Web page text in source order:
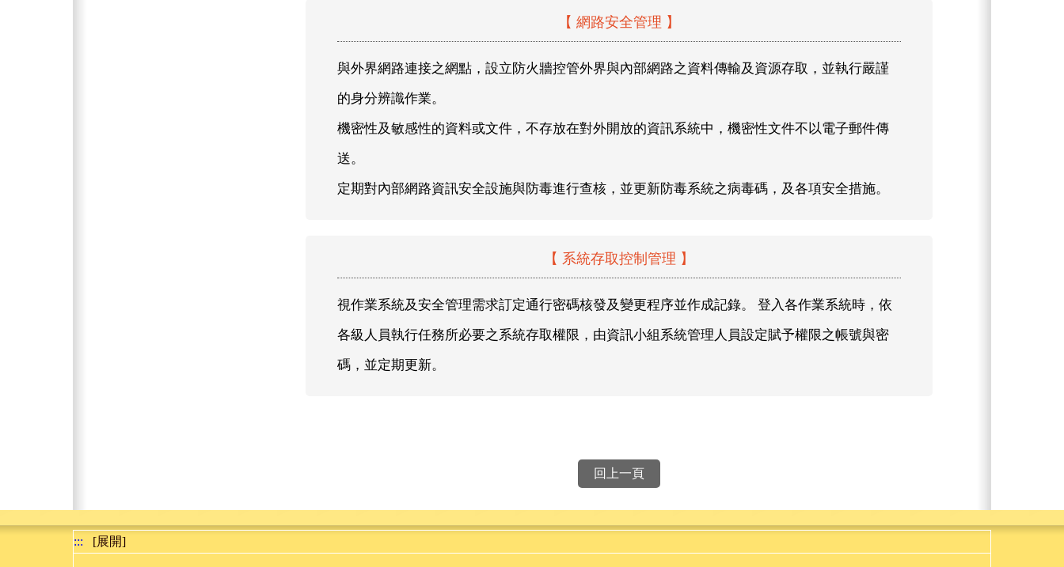
【 網路安全管理 】
與外界網路連接之網點，設立防火牆控管外界與內部網路之資料傳輸及資源存取，並執行嚴謹
的身分辨識作業。
機密性及敏感性的資料或文件，不存放在對外開放的資訊系統中，機密性文件不以電子郵件傳
送。
定期對內部網路資訊安全設施與防毒進行查核，並更新防毒系統之病毒碼，及各項安全措施。
【 系統存取控制管理 】
視作業系統及安全管理需求訂定通行密碼核發及變更程序並作成記錄。 登入各作業系統時，依
各級人員執行任務所必要之系統存取權限，由資訊小組系統管理人員設定賦予權限之帳號與密
碼，並定期更新。
回上一頁
::: [展開]